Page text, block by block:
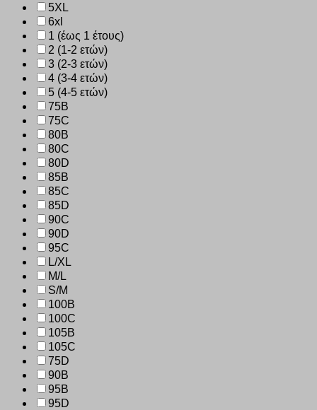
5XL
6xl
1 (έως 1 έτους)
2 (1-2 ετών)
3 (2-3 ετών)
4 (3-4 ετών)
5 (4-5 ετών)
75B
75C
80B
80C
80D
85B
85C
85D
90C
90D
95C
L/XL
M/L
S/M
100B
100C
105B
105C
75D
90B
95B
95D